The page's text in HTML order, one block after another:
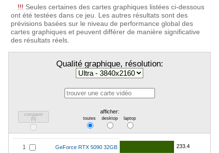
!!! Seules certaines des cartes graphiques listées ci-dessous
ont été testées dans ce jeu. Les autres résultats sont des
prévisions basées sur le niveau de performance global des
cartes graphiques et peuvent différer de manière significative
des résultats réels.
Qualité graphique, résolution:
comparer
(0)
afficher:
toutes desktop laptop
1 GeForce RTX 5090 32GB 233.4